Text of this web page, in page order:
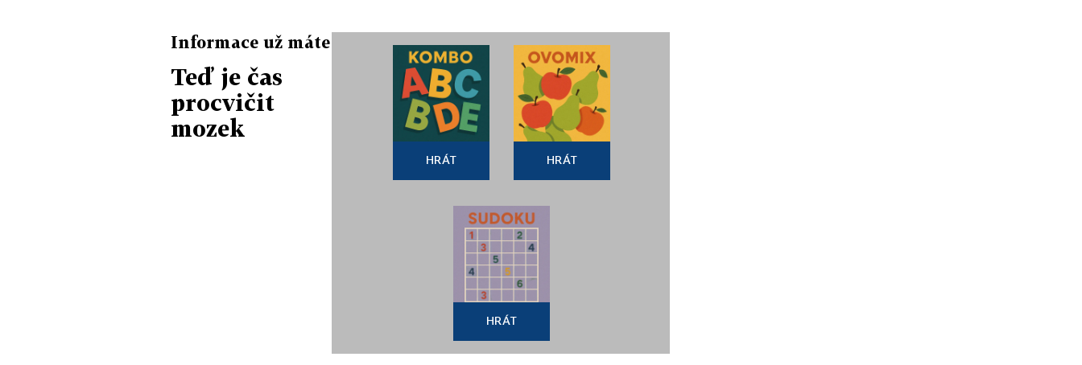
Informace už máte
Teď je čas
procvičit
mozek
HRÁT HRÁT
HRÁT